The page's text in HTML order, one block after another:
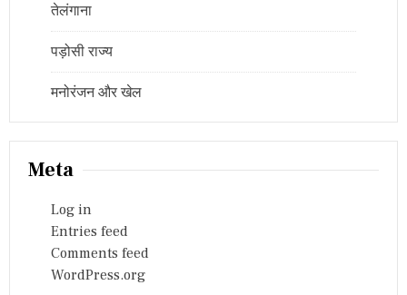
तेलंगाना
पड़ोसी राज्य
मनोरंजन और खेल
Meta
Log in
Entries feed
Comments feed
WordPress.org